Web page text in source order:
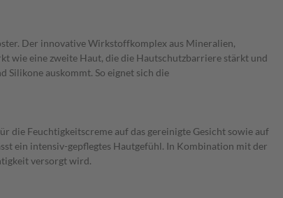
Der innovative Wirkstoffkomplex aus Mineralien,
wie eine zweite Haut, die die Hautschutzbarriere stärkt und
auskommt. So eignet sich die
die Feuchtigkeitscreme auf das gereinigte Gesicht sowie auf
ein intensiv-gepflegtes Hautgefühl. In Kombination mit der
versorgt wird.